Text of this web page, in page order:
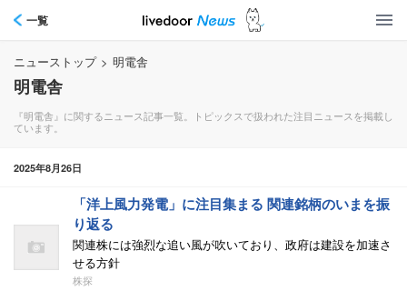
一覧
ニューストップ > 明電舎
明電舎
『明電舎』に関するニュース記事一覧。トピックスで扱われた注目ニュースを掲載し
ています。
2025年8月26日
「洋上風力発電」に注目集まる 関連銘柄のいまを振
り返る
関連株には強烈な追い風が吹いており、政府は建設を加速さ
せる方針
株探